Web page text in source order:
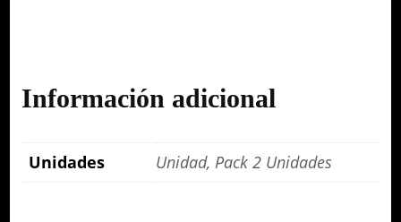
Información adicional
Unidades Unidad, Pack 2 Unidades